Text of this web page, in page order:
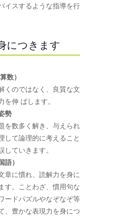
イスするような指導を行
につきます
数）
くのではなく、良質な文
伸 ばします。
勢
を数多く解き、与えられ
して論理的に考えること
していきます。
）
章に慣れ、読解力を身に
す。ことわざ、慣用句な
ードパズルやなぞなぞ等
、豊かな表現力を身につ